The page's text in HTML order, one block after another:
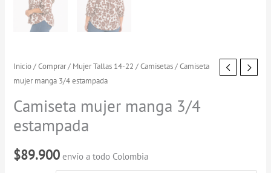
Inicio/Comprar/ Mujer Tallas 14-22 /Camisetas/ Camiseta
mujer manga 3/4 estampada
Camiseta mujer manga 3/4
estampada
$89.900 envío a todo Colombia
Camiseta
mujer
manga
3/4
estampada
cantidad